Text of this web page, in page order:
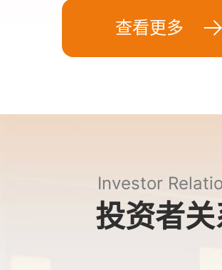
查看更多
Investor
投资者